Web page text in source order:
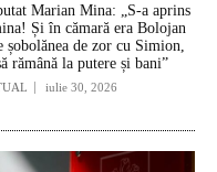
Marian Mina: „S-a aprins
Și în cămară era Bolojan
șobolănea de zor cu Simion,
rămână la putere și bani”
iulie 30, 2026